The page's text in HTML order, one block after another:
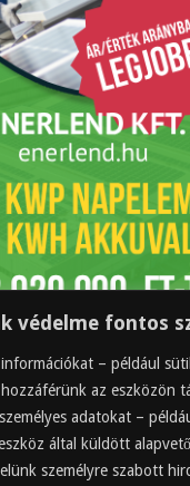
védelme fontos
– például
az eszközön
adatokat –
által küldött alapvető
személyre szabott